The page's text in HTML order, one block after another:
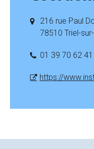
216 rue Paul
78510 Triel-
01 39 70 62 41
https://